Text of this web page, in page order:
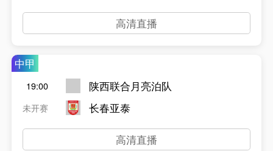
高清直播
中甲
19:00
未开赛
陕西联合月亮泊队
长春亚泰
高清直播